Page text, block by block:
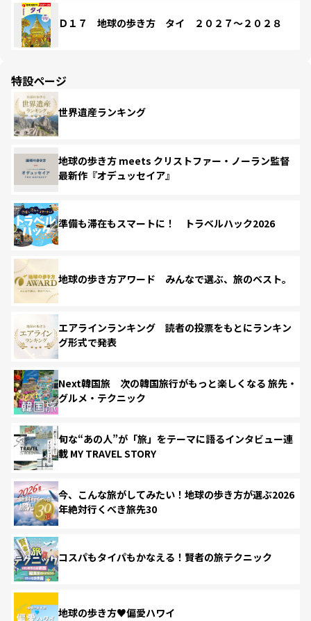
Ｄ１７ 地球の歩き方 タイ ２０２７～２０２８
特設ページ
世界遺産ランキング
地球の歩き方 meets クリストファー・ノーラン監督
最新作『オデュッセイア』
準備も滞在もスマートに！ トラベルハック2026
地球の歩き方アワード みんなで選ぶ、旅のベスト。
エアラインランキング 読者の投票をもとにランキン
グ形式で発表
Next韓国旅 次の韓国旅行がもっと楽しくなる 旅先・
グルメ・テクニック
旬な“あの人”が「旅」をテーマに語るインタビュー連
載 MY TRAVEL STORY
今、こんな旅がしてみたい！地球の歩き方が選ぶ2026
年絶対行くべき旅先30
コスパもタイパもかなえる！賢者の旅テクニック
地球の歩き方♥偏愛ハワイ